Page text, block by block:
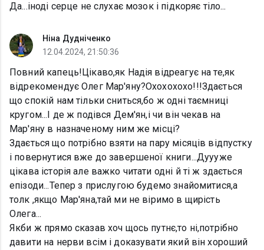
Да...іноді серце не слухає мозок і підкоряє тіло...
Ніна Дудніченко
12.04.2024, 21:50:36
Повний капець!Цікаво,як Надія відреагує на те,як
відрекомендує Олег Мар'яну?Охохохохо!!!Здається
що спокій нам тільки сниться,бо ж одні таємниці
кругом...І де ж подівся Дем'ян,і чи він чекав на
Мар'яну в назначеному ним же місці?
Здається що потрібно взяти на пару місяців відпустку
і повернутися вже до завершеної книги...Дуууже
цікава історія але важко читати одні й ті ж здається
епізоди...Тепер з прислугою будемо знайомитися,а
толк ,якщо Мар'яна,тай ми не віримо в щирість
Олега...
Якби ж прямо сказав хоч щось путнє,то ні,потрібно
давити на нерви всім і доказувати який він хороший